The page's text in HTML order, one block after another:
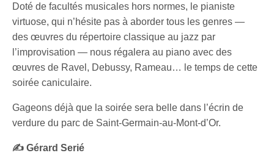
Doté de facultés musicales hors normes, le pianiste
virtuose, qui n’hésite pas à aborder tous les genres —
des œuvres du répertoire classique au jazz par
l’improvisation — nous régalera au piano avec des
œuvres de Ravel, Debussy, Rameau… le temps de cette
soirée caniculaire.
Gageons déjà que la soirée sera belle dans l’écrin de
verdure du parc de Saint-Germain-au-Mont-d’Or.
✍️ Gérard Serié